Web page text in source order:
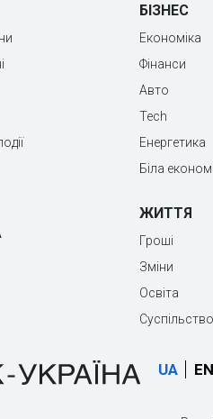
БІЗНЕС
Економіка
Фінанси
Авто
Tech
Енергетика
Біла
ЖИТТЯ
Гроші
Зміни
Освіта
Суспільство
UA EN